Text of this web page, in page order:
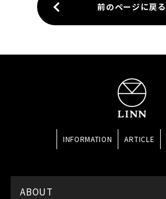
前のページに戻る
INFORMATION ARTICLE
ABOUT